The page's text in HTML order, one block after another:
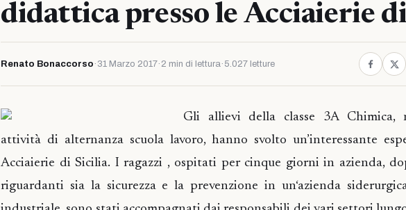
didattica presso le Acciaierie
Renato Bonaccorso · 31 Marzo 2017· 2 min di lettura· 5.027 letture
Gli allievi della classe 3A Chimica,
attività di alternanza scuola lavoro, hanno svolto un’interessante
Acciaierie di Sicilia. I ragazzi , ospitati per cinque giorni in azienda,
riguardanti sia la sicurezza e la prevenzione in un‘azienda